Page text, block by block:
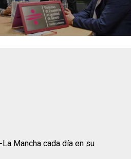
Mancha cada día en su